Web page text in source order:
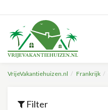
VrijeVakantiehuizen.nl Frankrijk
Filter